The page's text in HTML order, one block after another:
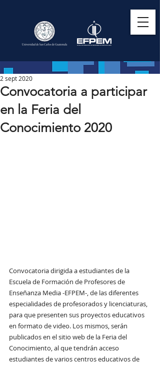
Convocatoria a participar
en la Feria del
Conocimiento 2020
2 sept 2020
Convocatoria dirigida a estudiantes de la
Escuela de Formación de Profesores de
Enseñanza Media -EFPEM-, de las diferentes
especialidades de profesorados y licenciaturas,
para que presenten sus proyectos educativos
en formato de video. Los mismos, serán
publicados en el sitio web de la Feria del
Conocimiento, al que tendrán acceso
estudiantes de varios centros educativos de